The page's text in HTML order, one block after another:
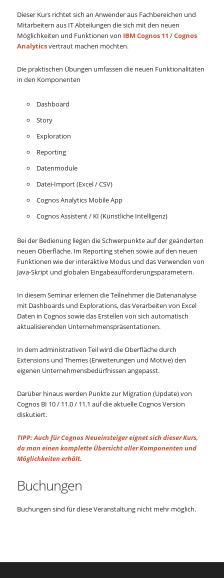
Dieser Kurs richtet sich an Anwender aus Fachbereichen und
Mitarbeitern aus IT Abteilungen die sich mit den neuen
Möglichkeiten und Funktionen von IBM Cognos 11 /Cognos
Analyticsvertraut machen möchten.
Die praktischen Übungen umfassen die neuen Funktionalitäten
in den Komponenten
Dashboard
Story
Exploration
Reporting
Datenmodule
Datei-Import (Excel / CSV)
Cognos Analytics Mobile App
Cognos Assistent / KI (Künstliche Intelligenz)
Bei der Bedienung liegen die Schwerpunkte auf der geänderten
neuen Oberfläche. Im Reporting stehen sowie auf den neuen
Funktionen wie der interaktive Modus und das Verwenden von
Java-Skript und globalen Eingabeaufforderungsparametern.
In diesem Seminar erlernen die Teilnehmer die Datenanalyse
mit Dashboards und Explorations, das Verarbeiten von Excel
Daten in Cognos sowie das Erstellen von sich automatisch
aktualisierenden Unternehmenspräsentationen.
In dem administrativen Teil wird die Oberfläche durch
Extensions und Themes (Erweiterungen und Motive) den
eigenen Unternehmensbedürfnissen angepasst.
Darüber hinaus werden Punkte zur Migration (Update) von
Cognos BI 10 / 11.0 / 11.1 auf die aktuelle Cognos Version
diskutiert.
TIPP: Auch für Cognos Neueinsteiger eignet sich dieser Kurs,
da man einen komplette Übersicht aller Komponenten und
Möglichkeiten erhält.
Buchungen
Buchungen sind für diese Veranstaltung nicht mehr möglich.